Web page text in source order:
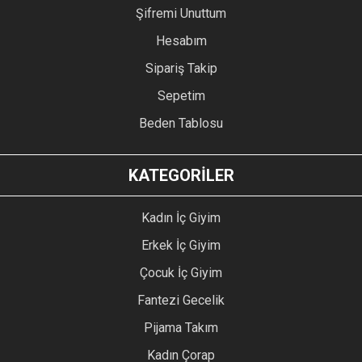
Şifremi Unuttum
Hesabım
Sipariş Takip
Sepetim
Beden Tablosu
KATEGORİLER
Kadın İç Giyim
Erkek İç Giyim
Çocuk İç Giyim
Fantezi Gecelik
Pijama Takım
Kadın Çorap